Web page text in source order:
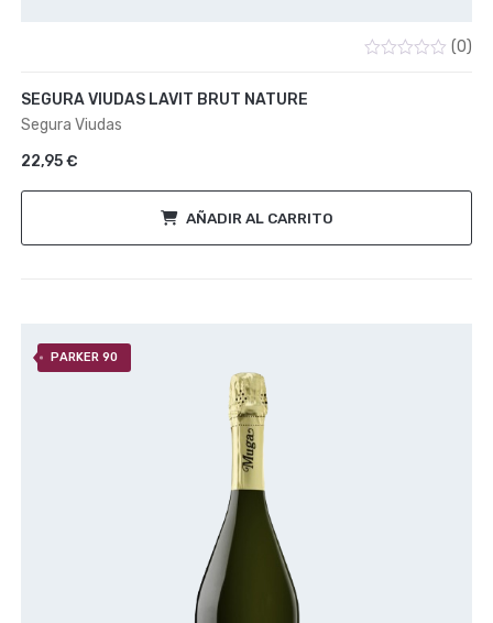
(0)
SEGURA VIUDAS LAVIT BRUT NATURE
Segura Viudas
22,95€
AÑADIR AL CARRITO
PARKER 90